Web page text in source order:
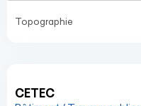
Topographie
CETEC